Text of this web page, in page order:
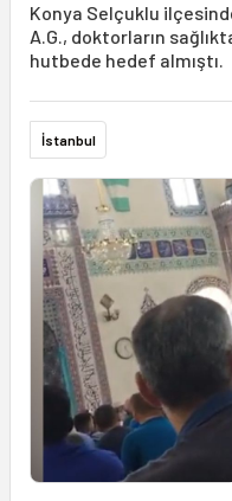
Konya Selçuklu
A.G., doktorların
hutbede hedef almıştı.
İstanbul